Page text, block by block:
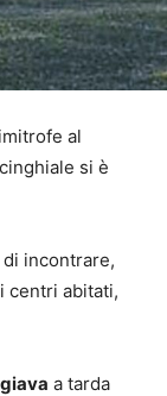
al
si è
incontrare,
centri abitati,
a tarda